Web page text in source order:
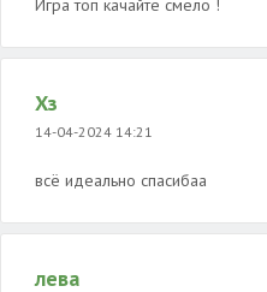
Игра топ качайте смело !
Хз
14-04-2024 14:21
всё идеально спасибаа
лева